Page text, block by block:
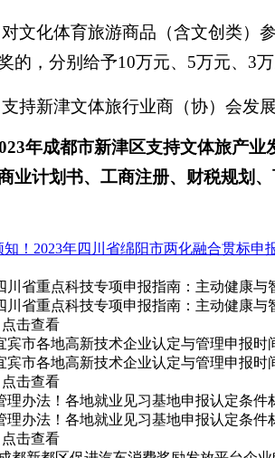
对文化体育旅游商品（含文创类）
的，分别给予10万元、5万元、3
支持新津文体旅行业商（协）会发
年成都市新津区支持文体旅产
业计划书、工商注册、财税规划
知！2023年四川省绵阳市两化融合贯标申
川省重点科技专项申报指南：主动健康与
川省重点科技专项申报指南：主动健康与
点击查看
宾市各地高新技术企业认定与管理申报
宾市各地高新技术企业认定与管理申报
点击查看
理办法！各地就业见习基地申报认定条件
理办法！各地就业见习基地申报认定条件
点击查看